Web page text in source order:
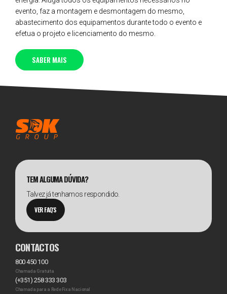
evento, faz a montagem e desmontagem do mesmo,
abastecimento dos equipamentos durante todo o evento e
efetua o projeto e licenciamento do mesmo.
SABER MAIS
TEM ALGUMA DÚVIDA?
Talvez já tenhamos respondido.
VER FAQ'S
CONTACTOS
800 450 100
Chamada Gratuita
(+351) 258 333 303
Chamada para a Rede Fixa Nacional